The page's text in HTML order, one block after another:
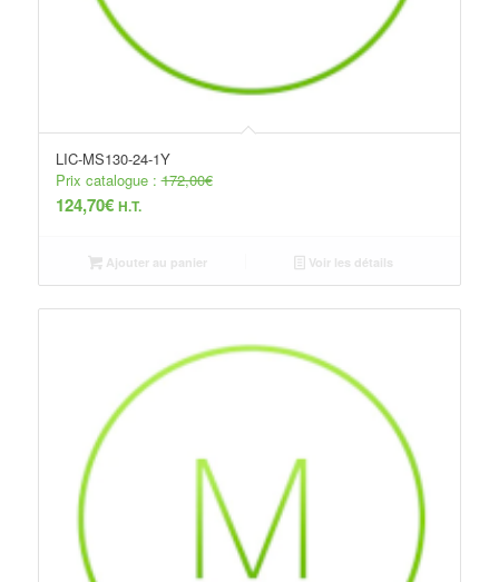
LIC-MS130-24-1Y
Prix catalogue :172,00€
124,70€ H.T.
Ajouter au panier Voir les détails